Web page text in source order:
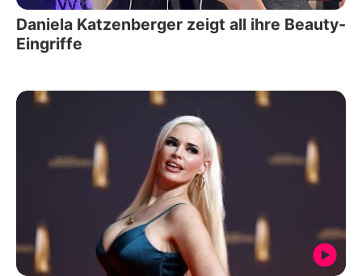
Daniela Katzenberger zeigt all ihre Beauty-
Eingriffe